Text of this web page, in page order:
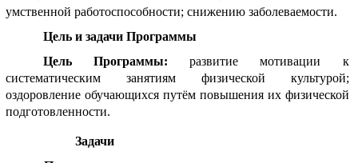
умственной работоспособности; снижению заболеваемости.
Цель и задачи Программы
Цель Программы: развитие мотивации к
систематическим занятиям физической культурой;
оздоровление обучающихся путём повышения их физической
подготовленности.
Задачи